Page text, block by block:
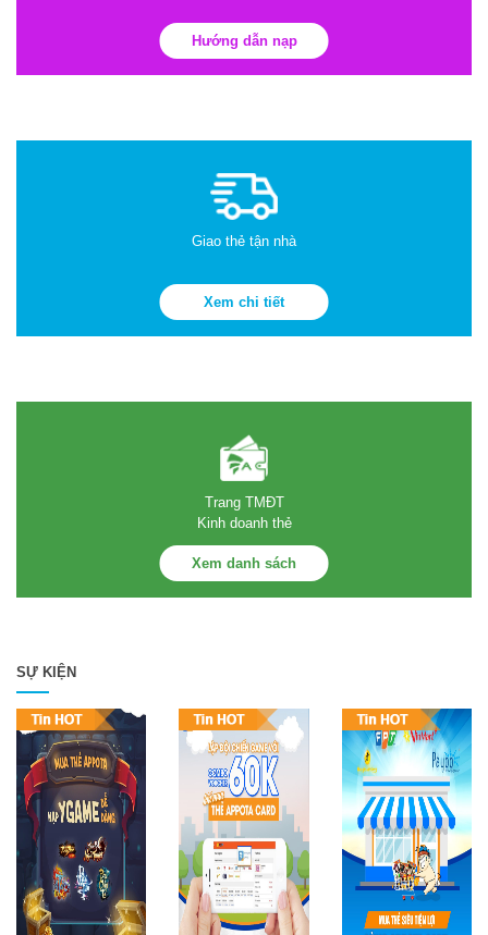
Hướng dẫn nạp
Giao thẻ tận nhà
Xem chi tiết
Trang TMĐT
Kinh doanh thẻ
Xem danh sách
SỰ KIỆN